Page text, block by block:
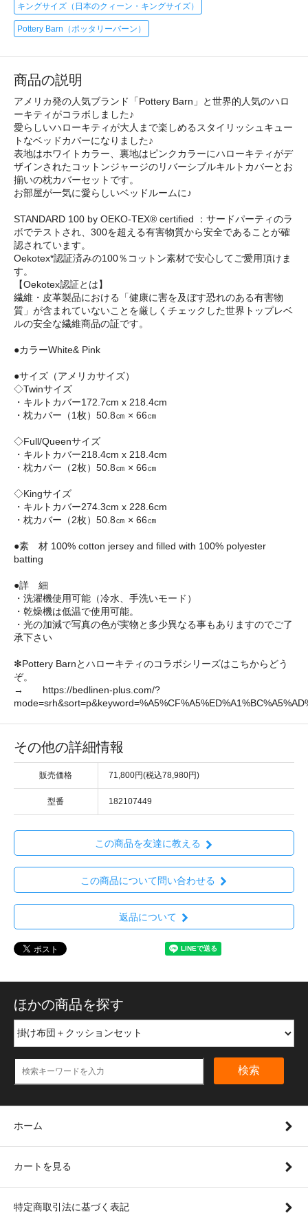
キングサイズ（日本のクィーン・キングサイズ）
Pottery Barn（ポッタリーバーン）
商品の説明
アメリカ発の人気ブランド「Pottery Barn」と世界的人気のハロ
ーキティがコラボしました♪
愛らしいハローキティが大人まで楽しめるスタイリッシュキュー
トなベッドカバーになりました♪
表地はホワイトカラー、裏地はピンクカラーにハローキティがデ
ザインされたコットンジャージのリバーシブルキルトカバーとお
揃いの枕カバーセットです。
お部屋が一気に愛らしいベッドルームに♪
STANDARD 100 by OEKO-TEX® certified ：サードパーティのラ
ボでテストされ、300を超える有害物質から安全であることが確
認されています。
Oekotex*認証済みの100％コットン素材で安心してご愛用頂けま
す。
【Oekotex認証とは】
繊維・皮革製品における「健康に害を及ぼす恐れのある有害物
質」が含まれていないことを厳しくチェックした世界トップレベ
ルの安全な繊維商品の証です。
●カラーWhite& Pink
●サイズ（アメリカサイズ）
◇Twinサイズ
・キルトカバー172.7cm x 218.4cm
・枕カバー（1枚）50.8㎝ × 66㎝
◇Full/Queenサイズ
・キルトカバー218.4cm x 218.4cm
・枕カバー（2枚）50.8㎝ × 66㎝
◇Kingサイズ
・キルトカバー274.3cm x 228.6cm
・枕カバー（2枚）50.8㎝ × 66㎝
●素 材 100% cotton jersey and filled with 100% polyester
batting
●詳 細
・洗濯機使用可能（冷水、手洗いモード）
・乾燥機は低温で使用可能。
・光の加減で写真の色が実物と多少異なる事もありますのでご了
承下さい
✻Pottery Barnとハローキティのコラボシリーズはこちからどう
ぞ。
→ https://bedlinen-plus.com/?
その他の詳細情報
販売価格 71,800円(税込78,980円)
型番 182107449
この商品を友達に教える
この商品について問い合わせる
返品について
ほかの商品を探す
検索
ホーム
カートを見る
特定商取引法に基づく表記